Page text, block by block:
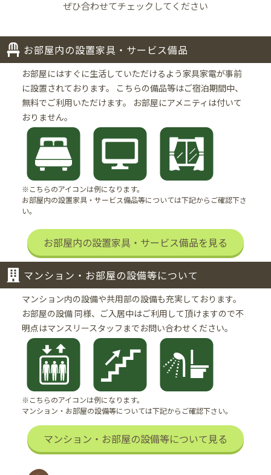
ぜひ合わせてチェックしてください
お部屋内の設置家具・サービス備品
お部屋にはすぐに生活していただけるよう家具家電が事前
に設置されております。
こちらの備品等はご宿泊期間中、
無料でご利用いただけます。
お部屋にアメニティは付いて
おりません。
※こちらのアイコンは例になります。
お部屋内の設置家具・サービス備品等については下記からご確認下さ
い。
お部屋内の設置家具・サービス備品を見る
マンション・お部屋の設備等について
マンション内の設備や共用部の設備も充実しております。
お部屋の設備 同様、ご入居中はご利用して頂けますので不
明点はマンスリースタッフまでお問い合わせください。
※こちらのアイコンは例になります。
マンション・お部屋の設備等については下記からご確認下さい。
マンション・お部屋の設備等について見る